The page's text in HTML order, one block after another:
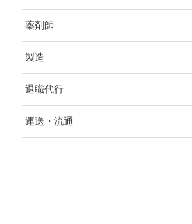
薬剤師
製造
退職代行
運送・流通